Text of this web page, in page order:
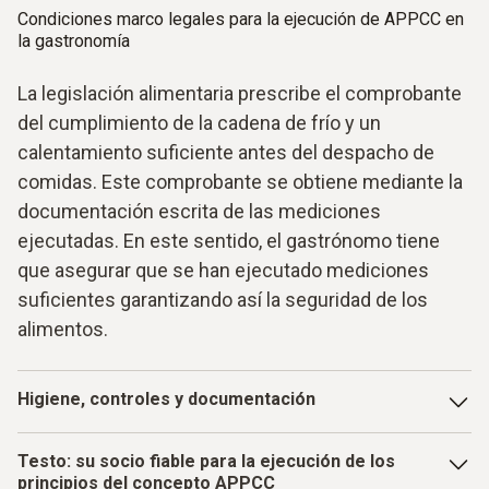
alimentos y ayuda a cumplir las prescripciones APPCC.
Condiciones marco legales para la ejecución de APPCC en
la gastronomía
La legislación alimentaria prescribe el comprobante
del cumplimiento de la cadena de frío y un
calentamiento suficiente antes del despacho de
comidas. Este comprobante se obtiene mediante la
documentación escrita de las mediciones
ejecutadas. En este sentido, el gastrónomo tiene
que asegurar que se han ejecutado mediciones
suficientes garantizando así la seguridad de los
alimentos.
Higiene, controles y documentación
productos y los pasos de producción. Este aspecto debe
Testo: su socio fiable para la ejecución de los
principios del concepto APPCC